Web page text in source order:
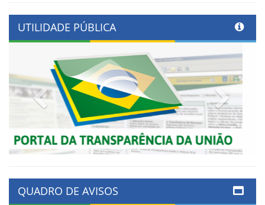
UTILIDADE PÚBLICA
Previous
QUADRO DE AVISOS